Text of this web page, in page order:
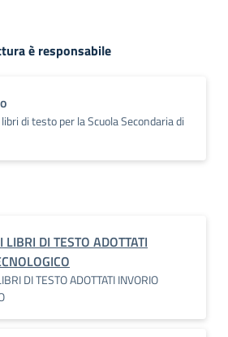
è responsabile
di testo per la Scuola Secondaria di
LIBRI DI TESTO ADOTTATI
DI TESTO ADOTTATI INVORIO